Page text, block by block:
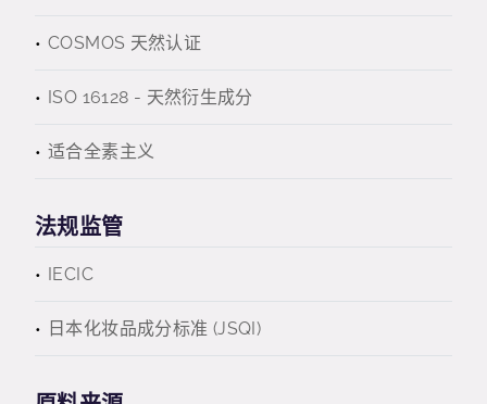
COSMOS 天然认证
ISO 16128 - 天然衍生成分
适合全素主义
法规监管
IECIC
日本化妆品成分标准 (JSQI)